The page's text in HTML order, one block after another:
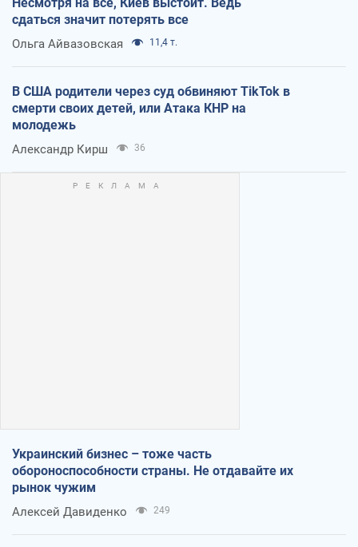
Несмотря на все, Киев выстоит. Ведь
сдаться значит потерять все
Ольга Айвазовская 11,4 т.
В США родители через суд обвиняют TikTok в
смерти своих детей, или Атака КНР на
молодежь
Александр Кирш 36
Украинский бизнес – тоже часть
обороноспособности страны. Не отдавайте их
рынок чужим
Алексей Давиденко 249